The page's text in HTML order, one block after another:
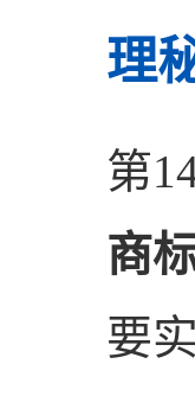
理
第
商
要